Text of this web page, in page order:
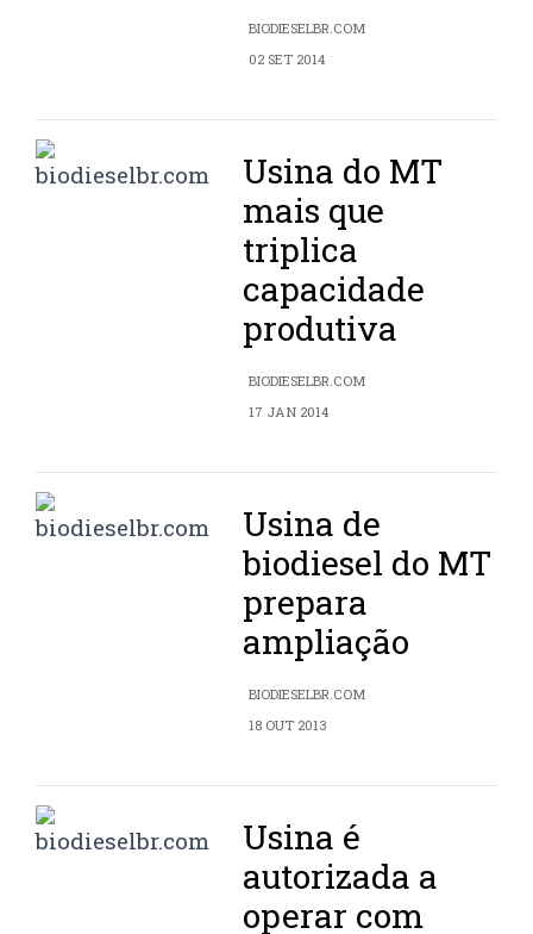
BIODIESELBR.COM
02 SET 2014
Usina do MT
mais que
triplica
capacidade
produtiva
BIODIESELBR.COM
17 JAN 2014
Usina de
biodiesel do MT
prepara
ampliação
BIODIESELBR.COM
18 OUT 2013
Usina é
autorizada a
operar com